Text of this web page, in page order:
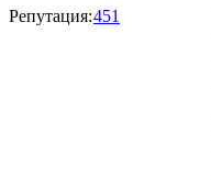
Репутация:451